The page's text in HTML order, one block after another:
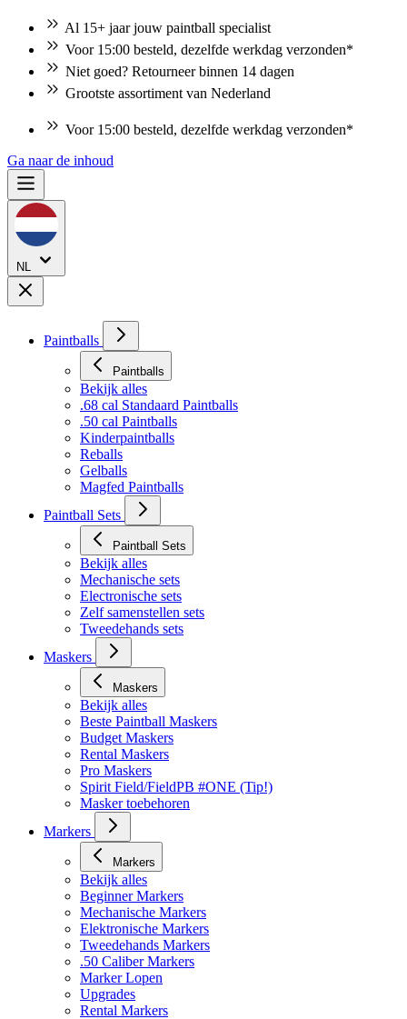
Al 15+ jaar jouw paintball specialist
Voor 15:00 besteld, dezelfde werkdag verzonden*
Niet goed? Retourneer binnen 14 dagen
Grootste assortiment van Nederland
Voor 15:00 besteld, dezelfde werkdag verzonden*
Ga naar de inhoud
NL
Paintballs
Paintballs
Bekijk alles
.68 cal Standaard Paintballs
.50 cal Paintballs
Kinderpaintballs
Reballs
Gelballs
Magfed Paintballs
Paintball Sets
Paintball Sets
Bekijk alles
Mechanische sets
Electronische sets
Zelf samenstellen sets
Tweedehands sets
Maskers
Maskers
Bekijk alles
Beste Paintball Maskers
Budget Maskers
Rental Maskers
Pro Maskers
Spirit Field/FieldPB #ONE (Tip!)
Masker toebehoren
Markers
Markers
Bekijk alles
Beginner Markers
Mechanische Markers
Elektronische Markers
Tweedehands Markers
.50 Caliber Markers
Marker Lopen
Upgrades
Rental Markers